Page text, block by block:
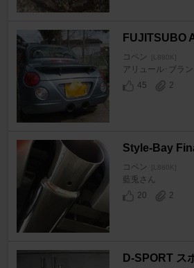
FUJITSUBO
コペン
アリュール･ブラ
45
2
Style-Bay
コペン
藍兎さん
20
2
D-SPORT ス